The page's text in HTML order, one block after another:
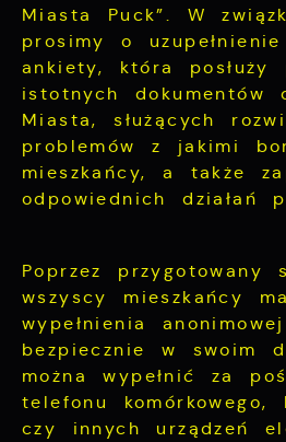
Miasta Puck”. W
prosimy o uzupełnienie
ankiety, która posłuży
istotnych dokumentów
Miasta, służących
problemów z jakimi
mieszkańcy, a także
odpowiednich działań
Poprzez przygotowany
wszyscy mieszkańcy
wypełnienia
bezpiecznie w swoim
można wypełnić za
telefonu komórkowego,
czy innych urządzeń
informacji w zakresie
witryny internetowej,
częstotliwości, z jaką
serwisy www. Dane
ocenę naszych serwisów
względem ich
użytkowników.
przetwarzane w formie
Wyrażenie zgody na
Reklamowe
Dzięki reklamowym plikom
prezentujemy Ci
aktualności na stronach
Promocyjne pliki cookies
Twoich zwyczajów
witryny internetowej.
mogą pojawić się na
trzecich lub firm
partnerami oraz innych
Firmy te działają w
pośredników
postaci wiadomości,